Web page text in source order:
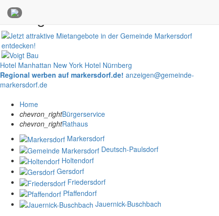
Anzeigen
Hotel Manhattan New York Hotel Nürnberg
Regional werben auf markersdorf.de! anzeigen@gemeinde-
markersdorf.de
Home
chevron_rightBürgerservice
chevron_rightRathaus
Markersdorf
Deutsch-Paulsdorf
Holtendorf
Gersdorf
Friedersdorf
Pfaffendorf
Jauernick-Buschbach